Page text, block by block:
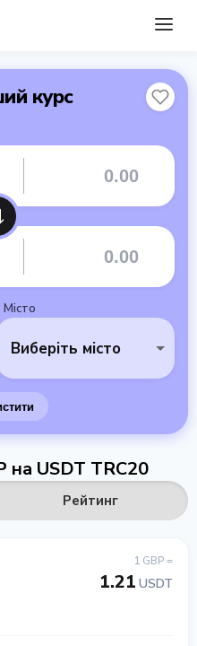
курс
Місто
Виберіть місто
на USDT TRC20
Рейтинг
1 GBP =
1.21 USDT